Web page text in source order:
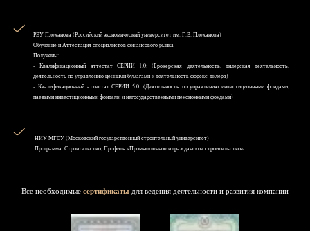
РЭУ Плеханова (Российский экономический университет им. Г.В. Плеханова)
Обучение и Аттестация специалистов финансового рынка
Получены:
- Квалификационный аттестат СЕРИИ 1.0: (Брокерская деятельность, дилерская деятельность,
деятельность по управлению ценными бумагами и деятельность форекс-дилера)
- Квалификационный аттестат СЕРИИ 5.0: (Деятельность по управлению инвестиционными фондами,
паевыми инвестиционными фондами и негосударственными пенсионными фондами)
НИУ MГСУ (Московский государственный строительный университет)
Программа: Строительство, Профиль «Промышленное и гражданское строительство»
Все необходимые сертификаты для ведения деятельности и развития компании